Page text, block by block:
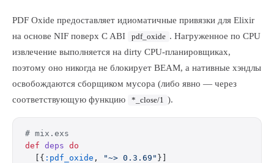
PDF Oxide предоставляет идиоматичные привязки для Elixir
на основе NIF поверх C ABI
pdf_oxide . Нагруженное по CPU
извлечение выполняется на dirty CPU-планировщиках,
поэтому оно никогда не блокирует BEAM, а нативные хэндлы
освобождаются сборщиком мусора (либо явно — через
соответствующую функцию
*_close/1 ).
# mix.exs
def deps do
  [{
:pdf_oxide , "~> 0.3.69" }]